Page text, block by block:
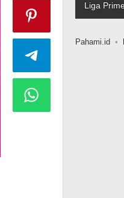
Liga
Pahami.id